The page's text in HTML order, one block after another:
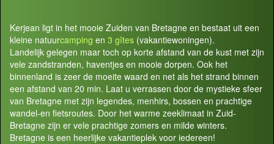
Kerjean ligt in het mooie Zuiden van Bretagne en bestaat uit een
kleine natuurcamping en 3 gîtes (vakantiewoningen).
Landelijk gelegen maar toch op korte afstand van de kust met zijn
vele zandstranden, haventjes en mooie dorpen. Ook het
binnenland is zeer de moeite waard en net als het strand binnen
een afstand van 20 min. Laat u verrassen door de mystieke sfeer
van Bretagne met zijn legendes, menhirs, bossen en prachtige
wandel-en fietsroutes. Door het warme zeeklimaat in Zuid-
Bretagne zijn er vele prachtige zomers en milde winters.
Bretagne is een heerlijke vakantieplek voor iedereen!